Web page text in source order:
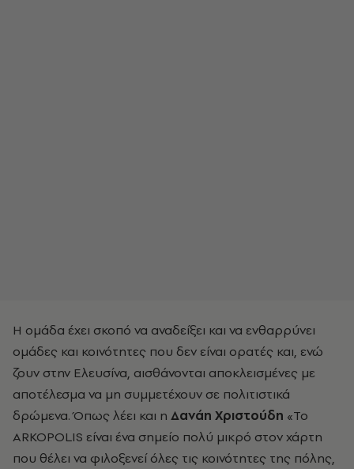
Η ομάδα έχει σκοπό να αναδείξει και να ενθαρρύνει
ομάδες και κοινότητες που δεν είναι ορατές και, ενώ
ζουν στην Ελευσίνα, αισθάνονται αποκλεισμένες με
αποτέλεσμα να μη συμμετέχουν σε πολιτιστικά
δρώμενα. Όπως λέει και η Δανάη Χριστούδη «To
ARKOPOLIS είναι ένα σημείο πολύ μικρό στον χάρτη
που θέλει να φιλοξενεί όλες τις κοινότητες της πόλης,